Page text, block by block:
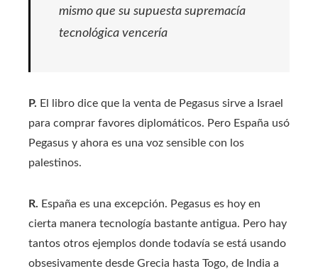
mismo que su supuesta supremacía
tecnológica vencería
P. El libro dice que la venta de Pegasus sirve a Israel
para comprar favores diplomáticos. Pero España usó
Pegasus y ahora es una voz sensible con los
palestinos.
R. España es una excepción. Pegasus es hoy en
cierta manera tecnología bastante antigua. Pero hay
tantos otros ejemplos donde todavía se está usando
obsesivamente desde Grecia hasta Togo, de India a